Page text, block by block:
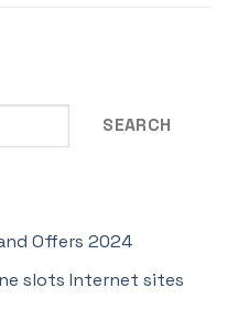
SEARCH
Offers 2024
slots Internet sites